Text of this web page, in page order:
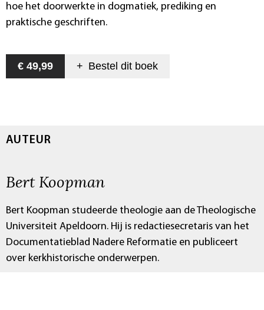
hoe het doorwerkte in dogmatiek, prediking en
praktische geschriften.
€ 49,99 + Bestel dit boek
AUTEUR
Bert Koopman
Bert Koopman studeerde theologie aan de Theologische
Universiteit Apeldoorn. Hij is redactiesecretaris van het
Documentatieblad Nadere Reformatie en publiceert
over kerkhistorische onderwerpen.